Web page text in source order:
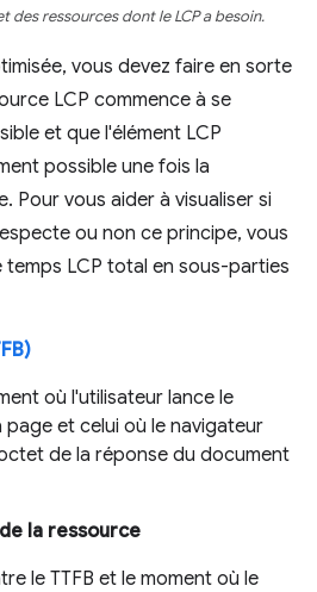
des ressources dont le LCP a besoin.
vous devez faire en sorte
LCP commence à se
et que l'élément LCP
possible une fois la
Pour vous aider à visualiser si
ou non ce principe, vous
LCP total en sous-parties
où l'utilisateur lance le
et celui où le navigateur
de la réponse du document
la ressource
le TTFB et le moment où le